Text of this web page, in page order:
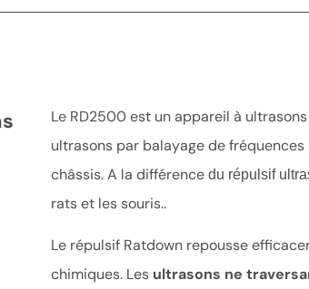
Le RD2500 est un appareil à
ultrasons par balayage de
châssis. A la différence du répulsif
rats et les souris..
Le répulsif Ratdown repousse
chimiques. Les ultrasons ne